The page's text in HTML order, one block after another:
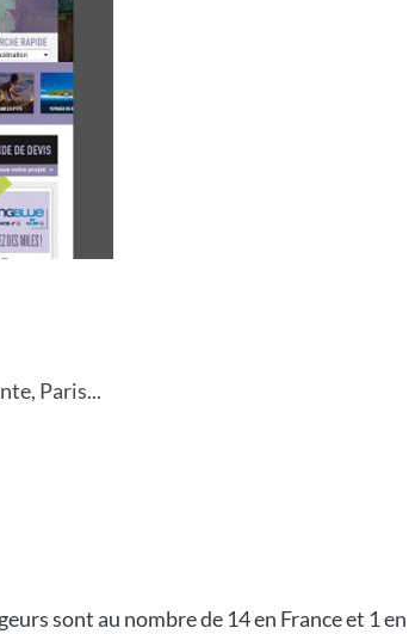
Paris...
sont au nombre de 14 en France et 1 en